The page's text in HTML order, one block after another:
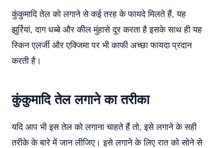
कुंकुमादि तेल को लगाने से कई तरह के फायदे मिलते हैं, यह
झुर्रियां, दाग धब्बे और कील मुंहासे दूर करता है इसके साथ ही यह
स्किन एलर्जी और एक्जिमा पर भी काफी अच्छा फायदा प्रदान
करती है।
कुंकुमादि तेल लगाने का तरीका
यदि आप भी इस तेल को लगाना चाहते हैं तो, इसे लगाने के सही
तरीके के बारे में जान लीजिए। इसे लगाने के लिए रात को सोने से